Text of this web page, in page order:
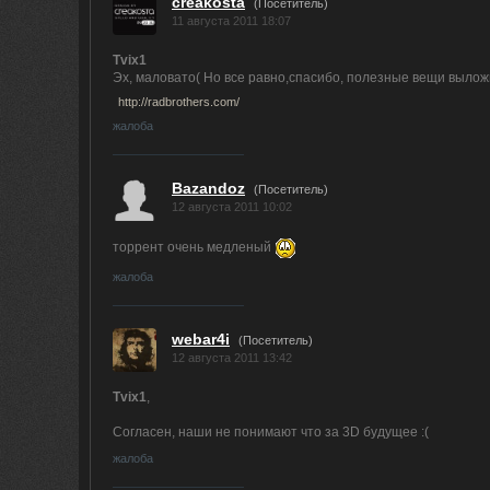
(Посетитель)
11 августа 2011 18:07
Tvix1
Эх, маловато( Но все равно,спасибо, полезные вещи
http://radbrothers.com/
жалоба
Bazandoz
(Посетитель)
12 августа 2011 10:02
торрент очень медленый
жалоба
webar4i
(Посетитель)
12 августа 2011 13:42
Tvix1,
Согласен, наши не понимают что за 3D будущее :(
жалоба